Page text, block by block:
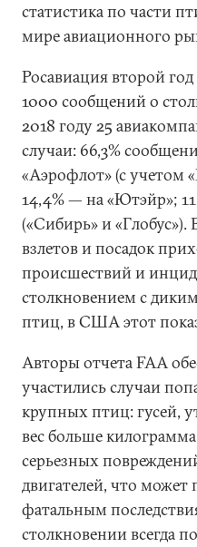
статистика по части
мире авиационного
Росавиация второй
1000 сообщений о
2018 году 25
случаи: 66,3%
«Аэрофлот» (с учетом
14,4% — на «Ютэйр»;
(«Сибирь» и «Глобус»).
взлетов и посадок
происшествий и
столкновением с
птиц, в США этот
Авторы отчета FAA
участились случаи
крупных птиц: гусей,
вес больше
серьезных
двигателей, что может
фатальным
столкновении всегда